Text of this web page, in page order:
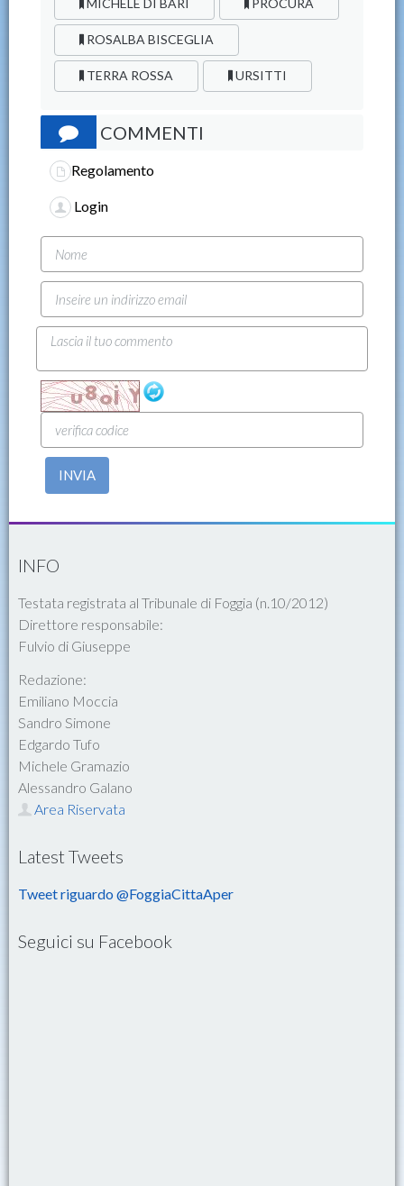
MICHELE DI BARI PROCURA
ROSALBA BISCEGLIA
TERRA ROSSA URSITTI
COMMENTI
Regolamento
Login
INVIA
INFO
Testata registrata al Tribunale di Foggia (n.10/2012)
Direttore responsabile:
Fulvio di Giuseppe
Redazione:
Emiliano Moccia
Sandro Simone
Edgardo Tufo
Michele Gramazio
Alessandro Galano
Area Riservata
Latest Tweets
Tweet riguardo @FoggiaCittaAper
Seguici su Facebook